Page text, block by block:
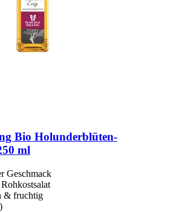
Bio Holunderblüten-​
ml
Geschmack
& fruchtig